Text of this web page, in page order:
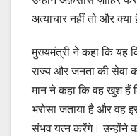
अत्याचार नहीं तो और क्या
मुख्यमंत्री ने कहा कि यह
राज्य और जनता की सेवा
मान ने कहा कि वह खुश हैं
भरोसा जताया है और वह
संभव यत्न करेंगे। उन्होंने